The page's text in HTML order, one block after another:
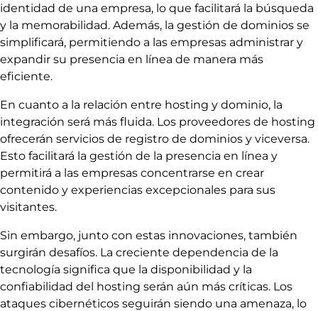
identidad de una empresa, lo que facilitará la búsqueda
y la memorabilidad. Además, la gestión de dominios se
simplificará, permitiendo a las empresas administrar y
expandir su presencia en línea de manera más
eficiente.
En cuanto a la relación entre hosting y dominio, la
integración será más fluida. Los proveedores de hosting
ofrecerán servicios de registro de dominios y viceversa.
Esto facilitará la gestión de la presencia en línea y
permitirá a las empresas concentrarse en crear
contenido y experiencias excepcionales para sus
visitantes.
Sin embargo, junto con estas innovaciones, también
surgirán desafíos. La creciente dependencia de la
tecnología significa que la disponibilidad y la
confiabilidad del hosting serán aún más críticas. Los
ataques cibernéticos seguirán siendo una amenaza, lo